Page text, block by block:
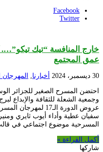
Facebook
Twitter
خارج المنافسة “تيك
عمق المجتمع
30 ديسمبر، 2024 أخبارنا
احتضن المسرح الصغير للجزائر
وجمعية الشعلة للثقافة والإبداع
عروض الدورة الـ17
سفيان عطية وأداء أيوب ثايري
المسرحية موضوع اجتماعي في
أكمل القراءة »
شاركها